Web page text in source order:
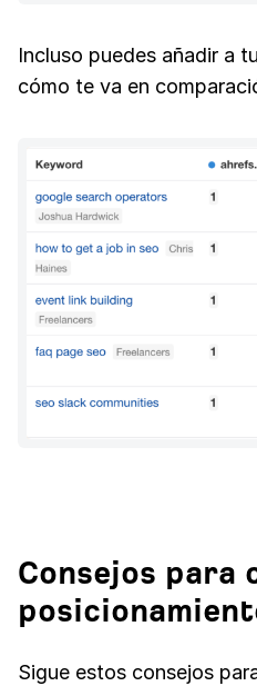
Incluso puedes añadir a
cómo te va en
Consejos para
Sigue estos consejos